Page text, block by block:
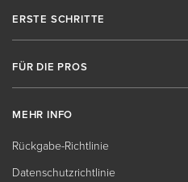
ERSTE SCHRITTE
FÜR DIE PROS
MEHR INFO
Rückgabe-Richtlinie
Datenschutzrichtlinie